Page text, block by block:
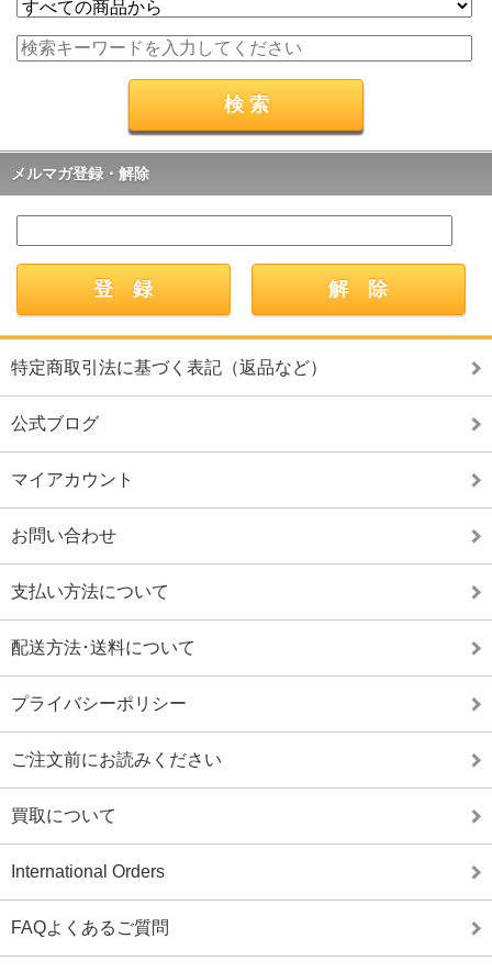
メルマガ登録・解除
特定商取引法に基づく表記（返品など）
公式ブログ
マイアカウント
お問い合わせ
支払い方法について
配送方法･送料について
プライバシーポリシー
ご注文前にお読みください
買取について
International Orders
FAQよくあるご質問